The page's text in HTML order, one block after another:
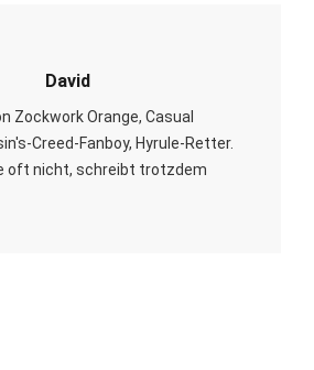
David
Zockwork Orange, Casual
Creed-Fanboy, Hyrule-Retter.
oft nicht, schreibt trotzdem